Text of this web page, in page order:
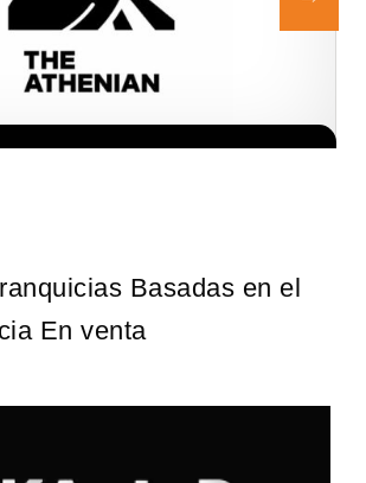
Basadas en el
En venta